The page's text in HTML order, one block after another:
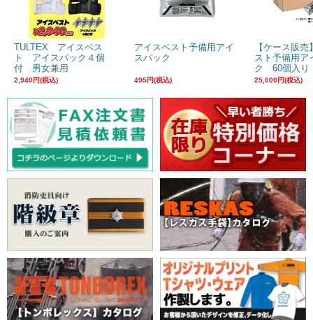
TULTEX アイスベス
ト アイスパック４個
付 男女兼用
2,940円(税込)
アイスベスト予備用アイ
スパック
495円(税込)
【ケース販
スト予備用ア
ク 60個入り
25,000円(税込)